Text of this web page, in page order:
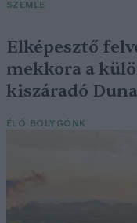
SZEMLE
Elképesztő
mekkora a
kiszáradó
ÉLŐ BOLYGÓNK